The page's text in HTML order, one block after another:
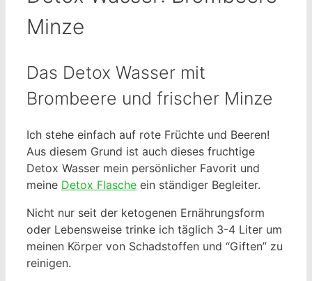
Minze
Das Detox Wasser mit
Brombeere und frischer Minze
Ich stehe einfach auf rote Früchte und Beeren!
Aus diesem Grund ist auch dieses fruchtige
Detox Wasser mein persönlicher Favorit und
meine Detox Flasche ein ständiger Begleiter.
Nicht nur seit der ketogenen Ernährungsform
oder Lebensweise trinke ich täglich 3-4 Liter um
meinen Körper von Schadstoffen und “Giften” zu
reinigen.